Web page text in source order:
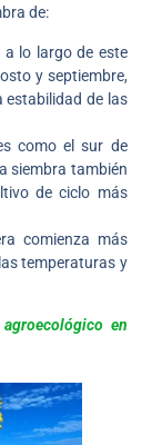
de:
a lo largo de este
y septiembre,
estabilidad de las
como el sur de
siembra también
de ciclo más
comienza más
temperaturas y
en